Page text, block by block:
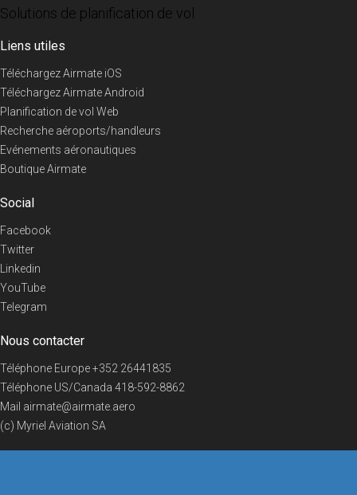
Solutions de planification de vol
Liens utiles
Téléchargez Airmate iOS
Téléchargez Airmate Android
Planification de vol Web
Recherche aéroports/handleurs
Evénements aéronautiques
Boutique Airmate
Social
Facebook
Twitter
Linkedin
YouTube
Telegram
Nous contacter
Téléphone Europe+352 26441835
Téléphone US/Canada 418-592-8862
Mail airmate@airmate.aero
(c) Myriel Aviation SA